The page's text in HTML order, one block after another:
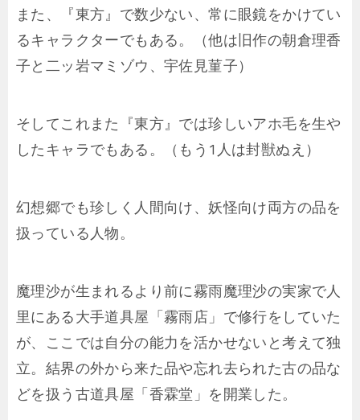
また、『東方』で数少ない、常に眼鏡をかけてい
るキャラクターでもある。（他は旧作の朝倉理香
子と二ッ岩マミゾウ、宇佐見菫子）
そしてこれまた『東方』では珍しいアホ毛を生や
したキャラでもある。（もう1人は封獣ぬえ）
幻想郷でも珍しく人間向け、妖怪向け両方の品を
扱っている人物。
魔理沙が生まれるより前に霧雨魔理沙の実家で人
里にある大手道具屋「霧雨店」で修行をしていた
が、ここでは自分の能力を活かせないと考えて独
立。結界の外から来た品や忘れ去られた古の品な
どを扱う古道具屋「香霖堂」を開業した。